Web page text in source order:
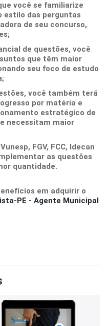
você se familiarize
estilo das perguntas
de seu concurso,
de questões, você
que têm maior
seu foco de estudo
você também terá
por matéria e
estratégico de
necessitam maior
FGV, FCC, Idecan
as questões
quantidade.
em adquirir o
PE - Agente Municipal